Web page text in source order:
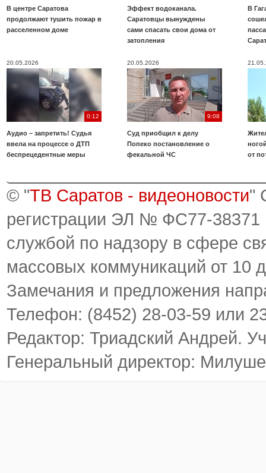
В центре Саратова
продолжают тушить пожар в
расселенном доме
Эффект водоканала.
Саратовцы вынуждены
сами спасать свои дома от
затопления
В
20.05.2026
0:12
Аудио – запретить! Судья
ввела на процессе о ДТП
беспрецедентные меры
20.05.2026
9:08
Суд приобщил к делу
Попеко постановление о
фекальной ЧС
от
© "ТВ Саратов - видеоновости"
регистрации ЭЛ № ФС77-38371
службой по надзору в сфере
массовых коммуникаций от 10
Замечания и предложения
Телефон: (8452) 28-03-59 или
Редактор: Триадский Андрей.
Генеральный директор: